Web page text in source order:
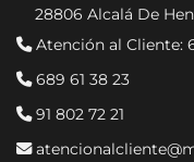
28806 Alcalá De
Atención al Cliente:
689 61 38 23
91 802 72 21